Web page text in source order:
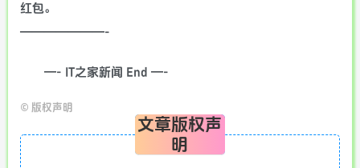
红包。
———————-
—- IT之家新闻 End —-
© 版权声明
文章版权声
明